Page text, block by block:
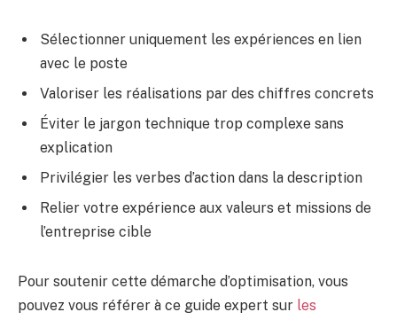
Sélectionner uniquement les expériences en lien
avec le poste
Valoriser les réalisations par des chiffres concrets
Éviter le jargon technique trop complexe sans
explication
Privilégier les verbes d’action dans la description
Relier votre expérience aux valeurs et missions de
l’entreprise cible
Pour soutenir cette démarche d’optimisation, vous
pouvez vous référer à ce guide expert sur les